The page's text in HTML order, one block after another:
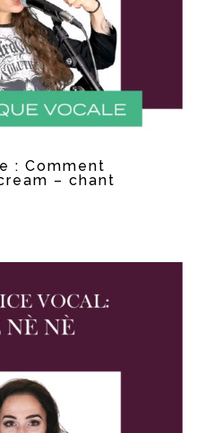
: Comment
– chant